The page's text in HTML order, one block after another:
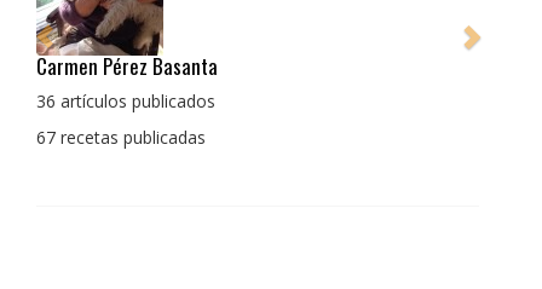
Pedro Manuel Collado Cruz
La cocina para mi es producto bien tratado sin
con un toque diferente